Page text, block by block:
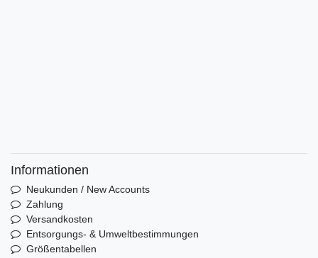
Informationen
Neukunden / New Accounts
Zahlung
Versandkosten
Entsorgungs- & Umweltbestimmungen
Größentabellen